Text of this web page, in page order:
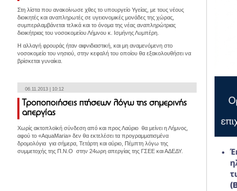
Στη λίστα που ανακοίνωσε χθες το υπουργείο Υγείας, με τους νέους
διοικητές και αναπληρωτές σε υγειονομικές μονάδες της χώρας,
συμπεριλαμβάνεται τελικά και το όνομα της νέας αναπληρώτριας
διοικήτριας του νοσοκομείου Λήμνου κ. Ισμήνης Λυμπέρη.
Η αλλαγή φρουράς ήταν αιφνιδιαστική, και μη αναμενόμενη στο
νοσοκομείο του νησιού, στην κεφαλή του οποίου θα εξακολουθήσει να
βρίσκεται γυναίκα.
06.11.2013 | 10:12
Τροποποιήσεις πτήσεων λόγω της σημερινής
απεργίας
Χωρίς ακτοπλοϊκή σύνδεση από και προς Λαύριο θα μείνει η Λήμνος,
αφού το «AquaMaria» δεν θα εκτελέσει τα προγραμματισμένα
δρομολόγια για σήμερα, Τετάρτη και αύριο, Πέμπτη λόγω της
συμμετοχής της Π.Ν.Ο στην 24ωρη απεργίας της ΓΣΕΕ και ΑΔΕΔΥ.